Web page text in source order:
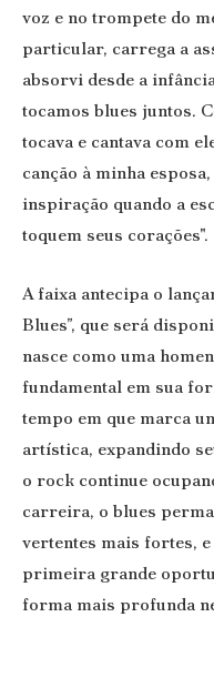
voz e no trompete do
particular, carrega a
absorvi desde a
tocamos blues juntos.
tocava e cantava com
canção à minha
inspiração quando a
toquem seus corações".
A faixa antecipa o
Blues”, que será
nasce como uma
fundamental em sua
tempo em que marca
artística, expandindo
o rock continue
carreira, o blues
vertentes mais fortes,
primeira grande
forma mais profunda